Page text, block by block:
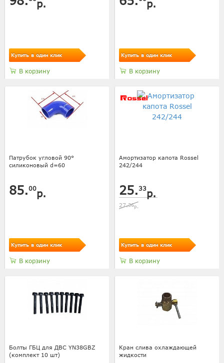
р.
Купить в один клик
В корзину
р.
Купить в один клик
В корзину
Патрубок угловой 90°
силиконовый d=60
85.00р.
Купить в один клик
В корзину
Амортизатор капота Rossel
242/244
25. 33р.
27.36р.
Купить в один клик
В корзину
Болты ГБЦ для ДВС YN38GBZ
(комплект 10 шт)
Кран слива охлаждающей
жидкости